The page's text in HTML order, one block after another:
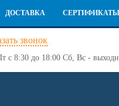
ДОСТАВКА СЕРТИФИКАТЫ
звонок
с 8:30 до 18:00 Сб, Вс -